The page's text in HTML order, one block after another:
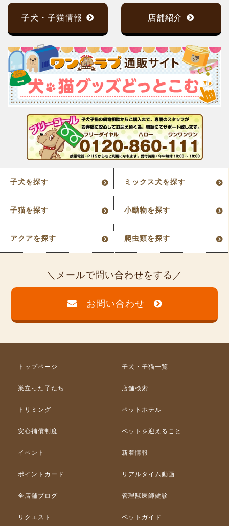
子犬・子猫情報 店舗紹介
子犬を探す ミックス犬を探す
子猫を探す 小動物を探す
アクアを探す 爬虫類を探す
メールで問い合わせをする
お問い合わせ
トップページ 子犬・子猫一覧
巣立った子たち 店舗検索
トリミング ペットホテル
安心補償制度 ペットを迎えること
イベント 新着情報
ポイントカード リアルタイム動画
全店舗ブログ 管理獣医師健診
リクエスト ペットガイド